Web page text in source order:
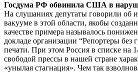
Госдума РФ обвинила США в
На слушаниях депутаты говорили об
вакууме в этой области, якобы
качестве примера называлось
докладе организации “Репортеры без
печати. При этом Россия в списке на
свободой прессы в нашей стране
«унылая стагнация». Чем так